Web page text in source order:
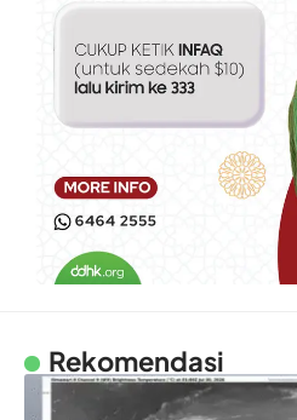
Rekomendasi